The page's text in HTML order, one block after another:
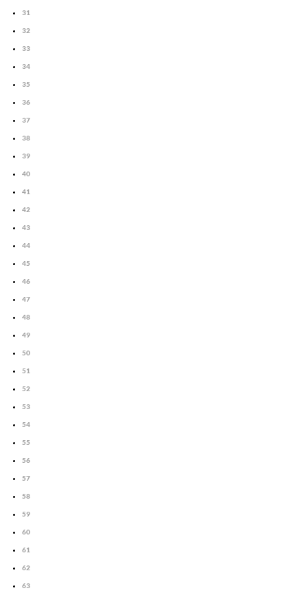
31
32
33
34
35
36
37
38
39
40
41
42
43
44
45
46
47
48
49
50
51
52
53
54
55
56
57
58
59
60
61
62
63